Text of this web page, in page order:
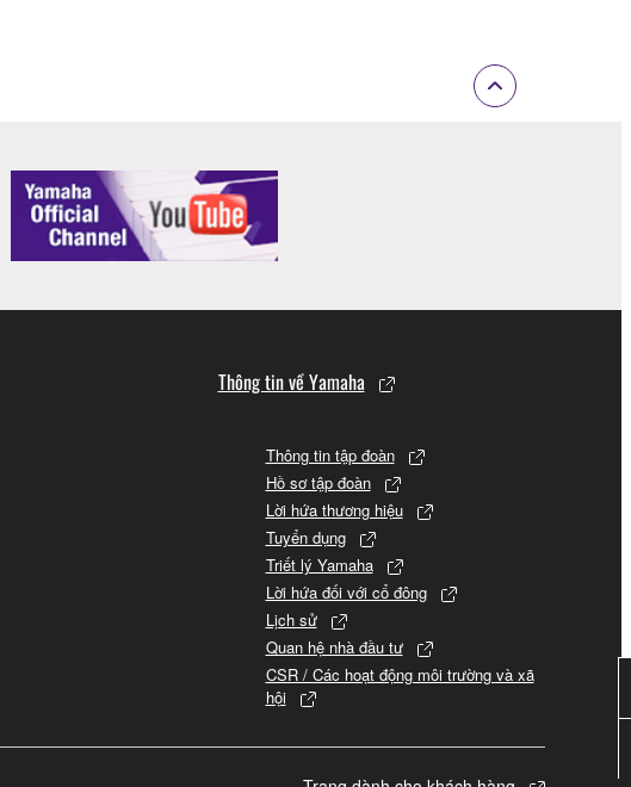
Thông tin về Yamaha
Thông tin tập đoàn
Hồ sơ tập đoàn
Lời hứa thương hiệu
Tuyển dụng
Triết lý Yamaha
Lời hứa đối với cổ đông
Lịch sử
Quan hệ nhà đầu tư
CSR / Các hoạt động môi trường và xã
hội